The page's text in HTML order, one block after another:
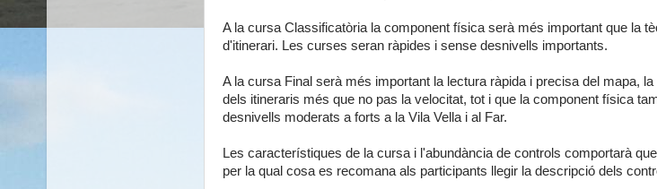
A la cursa Classificatòria la component física serà més important que la
d'itinerari. Les curses seran ràpides i sense desnivells importants.
A la cursa Final serà més important la lectura ràpida i precisa del mapa,
dels itineraris més que no pas la velocitat, tot i que la component física
desnivells moderats a forts a la Vila Vella i al Far.
Les característiques de la cursa i l'abundància de controls comportarà
per la qual cosa es recomana als participants llegir la descripció dels